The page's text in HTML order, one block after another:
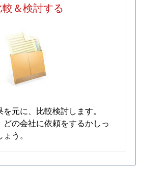
較＆検討する
元に、比較検討します。
の会社に依頼をするかしっ
う。